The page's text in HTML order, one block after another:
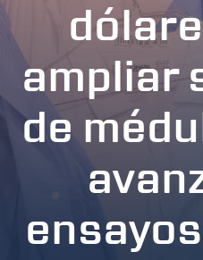
ampliar
de